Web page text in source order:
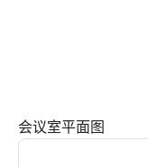
会议室平面图